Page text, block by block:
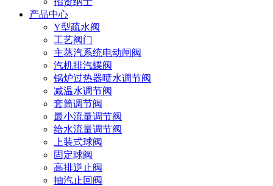
产品中心
Y型疏水阀
工艺阀门
主蒸汽系统电动闸阀
汽机排汽蝶阀
锅炉过热器喷水调节阀
减温水调节阀
套筒调节阀
最小流量调节阀
给水流量调节阀
上装式球阀
固定球阀
高排逆止阀
抽汽止回阀